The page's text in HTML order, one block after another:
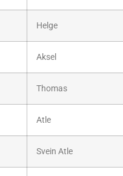
Helge
Aksel
Thomas
Atle
Svein Atle